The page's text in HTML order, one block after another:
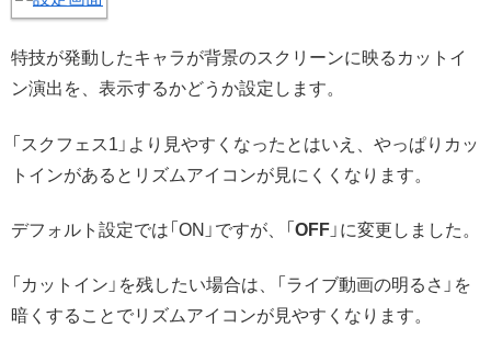
特技が発動したキャラが背景のスクリーンに映るカットイ
ン演出を、表示するかどうか設定します。
「スクフェス1」より見やすくなったとはいえ、やっぱりカッ
トインがあるとリズムアイコンが見にくくなります。
デフォルト設定では「ON」ですが、「 OFF 」に変更しました。
「カットイン」を残したい場合は、「ライブ動画の明るさ」を
暗くすることでリズムアイコンが見やすくなります。